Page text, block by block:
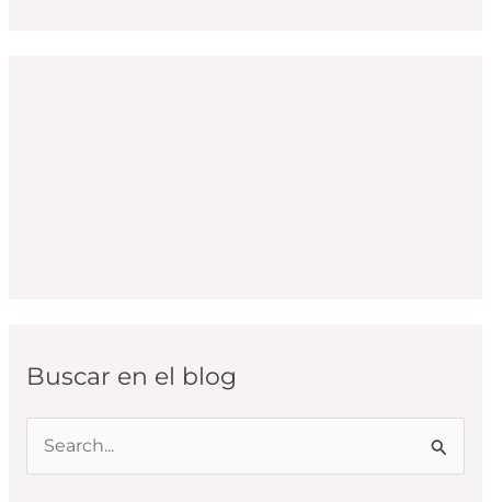
Buscar en el blog